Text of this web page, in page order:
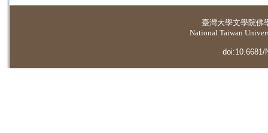
臺灣大學文學院佛
National Taiwan
doi:10.6681/